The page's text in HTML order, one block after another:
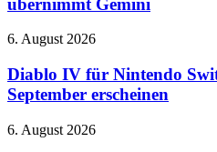
Ab
übernimmt
Diablo
für
Nintendo
Switch
soll
6. August 2026
Diablo IV für Nintendo
September erscheinen
Neue
6. August 2026